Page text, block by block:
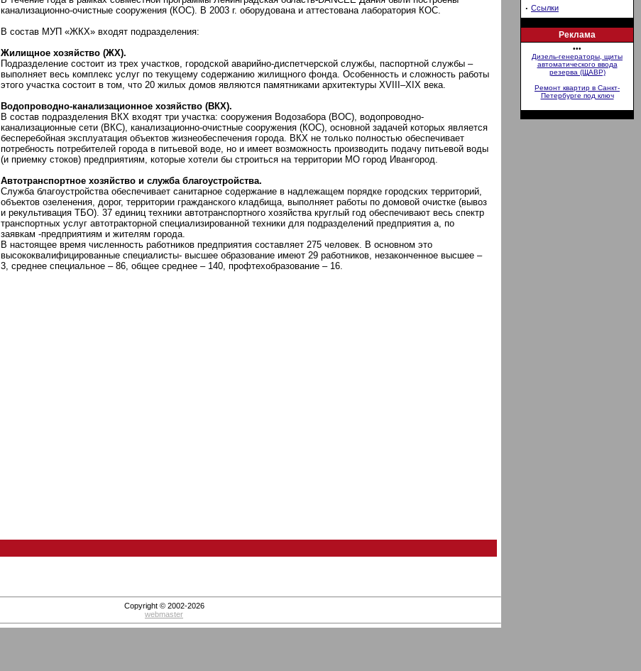
канализационно-очистные сооружения (КОС). В 2003 г. оборудована и аттестована лаборатория КОС.
В состав МУП «ЖКХ» входят подразделения:
Жилищное хозяйство (ЖХ).
Подразделение состоит из трех участков, городской аварийно-диспетчерской службы, паспортной службы –
выполняет весь комплекс услуг по текущему содержанию жилищного фонда. Особенность и сложность работы
этого участка состоит в том, что 20 жилых домов являются памятниками архитектуры ХVIII–ХIХ века.
Водопроводно-канализационное хозяйство (ВКХ).
В состав подразделения ВКХ входят три участка: сооружения Водозабора (ВОС), водопроводно-
канализационные сети (ВКС), канализационно-очистные сооружения (КОС), основной задачей которых является
бесперебойная эксплуатация объектов жизнеобеспечения города. ВКХ не только полностью обеспечивает
потребность потребителей города в питьевой воде, но и имеет возможность производить подачу питьевой воды
(и приемку стоков) предприятиям, которые хотели бы строиться на территории МО город Ивангород.
Автотранспортное хозяйство и служба благоустройства.
Служба благоустройства обеспечивает санитарное содержание в надлежащем порядке городских территорий,
объектов озеленения, дорог, территории гражданского кладбища, выполняет работы по домовой очистке (вывоз
и рекультивация ТБО). 37 единиц техники автотранспортного хозяйства круглый год обеспечивают весь спектр
транспортных услуг автотракторной специализированной техники для подразделений предприятия а, по
заявкам -предприятиям и жителям города.
В настоящее время численность работников предприятия составляет 275 человек. В основном это
высококвалифицированные специалисты- высшее образование имеют 29 работников, незаконченное высшее –
3, среднее специальное – 86, общее среднее – 140, профтехобразование – 16.
Copyright © 2002-2026
webmaster
· Ссылки
Реклама
•••
Дизель-генераторы, щиты
автоматического ввода
резерва (ЩАВР)
Ремонт квартир в Санкт-
Петербурге под ключ